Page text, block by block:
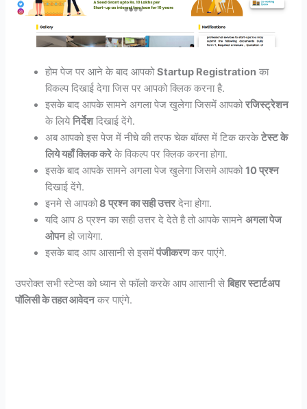
होम पेज पर आने के बाद आपकोStartup Registration का
विकल्प दिखाई देगा जिस पर आपको क्लिक करना है.
इसके बाद आपके सामने अगला पेज खुलेगा जिसमें आपकोरजिस्ट्रेशन
के लियेनिर्देशदिखाई देंगे.
अब आपको इस पेज में नीचे की तरफ चेक बॉक्स में टिक करकेटेस्ट के
लिये यहाँ क्लिक करेके विकल्प पर क्लिक करना होगा.
इसके बाद आपके सामने अगला पेज खुलेगा जिसमे आपको10 प्रश्न
दिखाई देंगे.
इनमे से आपको8 प्रश्न का सही उत्तरदेना होगा.
यदि आप 8 प्रश्न का सही उत्तर दे देते है तो आपके सामनेअगला पेज
ओपनहो जायेगा.
इसके बाद आप आसानी से इसमेंपंजीकरणकर पाएंगे.
उपरोक्त सभी स्टेप्स को ध्यान से फॉलो करके आप आसानी सेबिहार स्टार्टअप
पॉलिसी के तहत आवेदनकर पाएंगे.